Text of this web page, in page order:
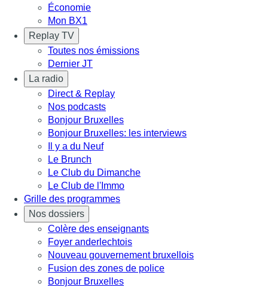
Économie
Mon BX1
Replay TV
Toutes nos émissions
Dernier JT
La radio
Direct & Replay
Nos podcasts
Bonjour Bruxelles
Bonjour Bruxelles: les interviews
Il y a du Neuf
Le Brunch
Le Club du Dimanche
Le Club de l'Immo
Grille des programmes
Nos dossiers
Colère des enseignants
Foyer anderlechtois
Nouveau gouvernement bruxellois
Fusion des zones de police
Bonjour Bruxelles